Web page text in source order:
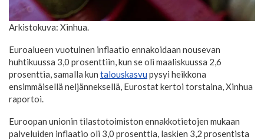
Arkistokuva: Xinhua.
Euroalueen vuotuinen inflaatio ennakoidaan nousevan
huhtikuussa 3,0 prosenttiin, kun se oli maaliskuussa 2,6
prosenttia, samalla kun talouskasvu pysyi heikkona
ensimmäisellä neljänneksellä, Eurostat kertoi torstaina, Xinhua
raportoi.
Euroopan unionin tilastotoimiston ennakkotietojen mukaan
palveluiden inflaatio oli 3,0 prosenttia, laskien 3,2 prosentista